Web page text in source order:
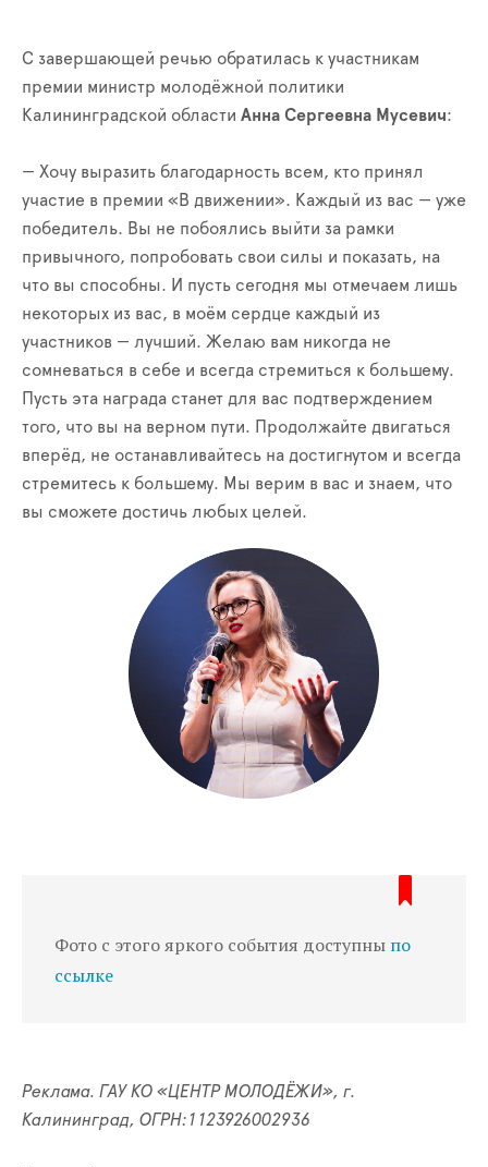
С завершающей речью обратилась к участникам
премии министр молодёжной политики
Калининградской области Анна Сергеевна Мусевич:
— Хочу выразить благодарность всем, кто принял
участие в премии «В движении». Каждый из вас — уже
победитель. Вы не побоялись выйти за рамки
привычного, попробовать свои силы и показать, на
что вы способны. И пусть сегодня мы отмечаем лишь
некоторых из вас, в моём сердце каждый из
участников — лучший. Желаю вам никогда не
сомневаться в себе и всегда стремиться к большему.
Пусть эта награда станет для вас подтверждением
того, что вы на верном пути. Продолжайте двигаться
вперёд, не останавливайтесь на достигнутом и всегда
стремитесь к большему. Мы верим в вас и знаем, что
вы сможете достичь любых целей.
Фото с этого яркого события доступны по
ссылке
Реклама. ГАУ КО «ЦЕНТР МОЛОДЁЖИ», г.
Калининград, ОГРН:1123926002936